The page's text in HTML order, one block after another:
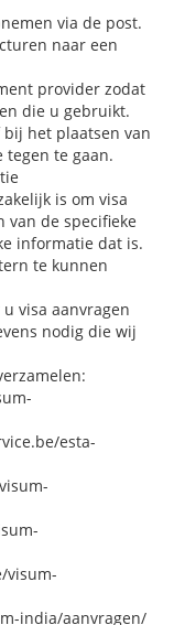
via de post.
naar een
provider zodat
die u gebruikt.
het plaatsen van
te gaan.
is om visa
van de specifieke
informatie dat is.
te kunnen
visa aanvragen
nodig die wij
esta-
visum-
india/aanvragen/